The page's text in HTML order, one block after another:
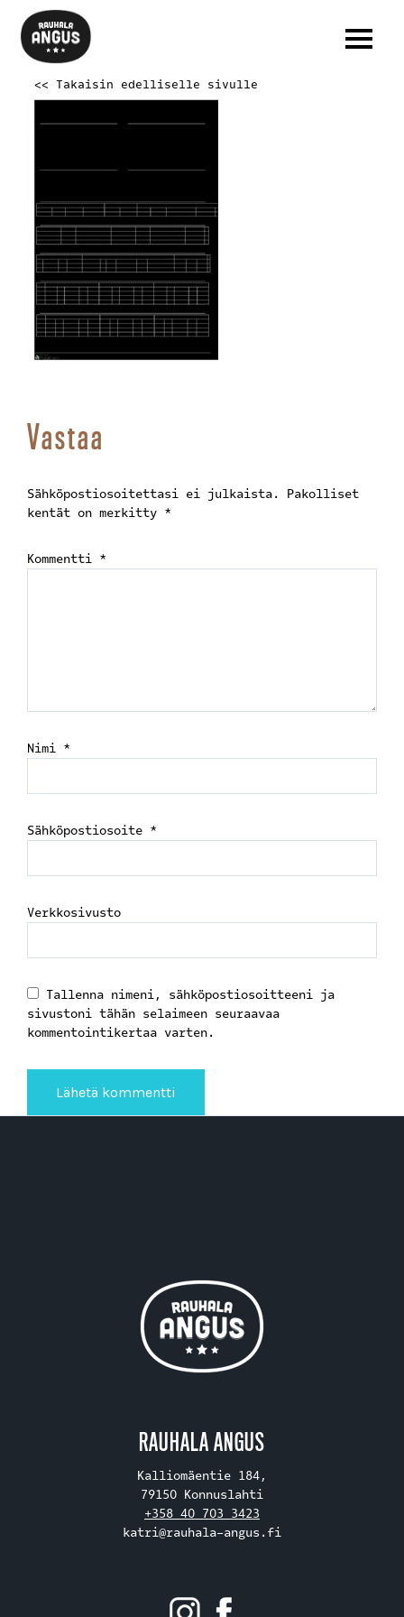
<< Takaisin edelliselle sivulle
Vastaa
Sähköpostiosoitettasi ei julkaista.
Pakolliset
kentät on merkitty *
Kommentti *
Nimi *
Sähköpostiosoite *
Verkkosivusto
Tallenna nimeni, sähköpostiosoitteeni ja
sivustoni tähän selaimeen seuraavaa
kommentointikertaa varten.
RAUHALA ANGUS
Kalliomäentie 184,
79150 Konnuslahti
+358 40 703 3423
katri@rauhala-angus.fi